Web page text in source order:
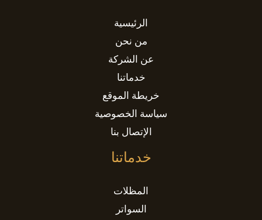
الرئيسية
من نحن
عن الشركة
خدماتنا
خريطة الموقع
سياسة الخصوصية
الإتصال بنا
خدماتنا
المظلات
السواتر